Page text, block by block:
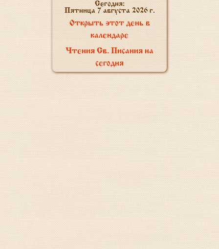
Сегодня:
Пятница 7 августа 2026 г.
Открыть этот день в
календаре
Чтения Св. Писания на
сегодня